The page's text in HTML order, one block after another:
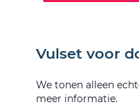
Vulset voor
We tonen alleen
meer informatie.